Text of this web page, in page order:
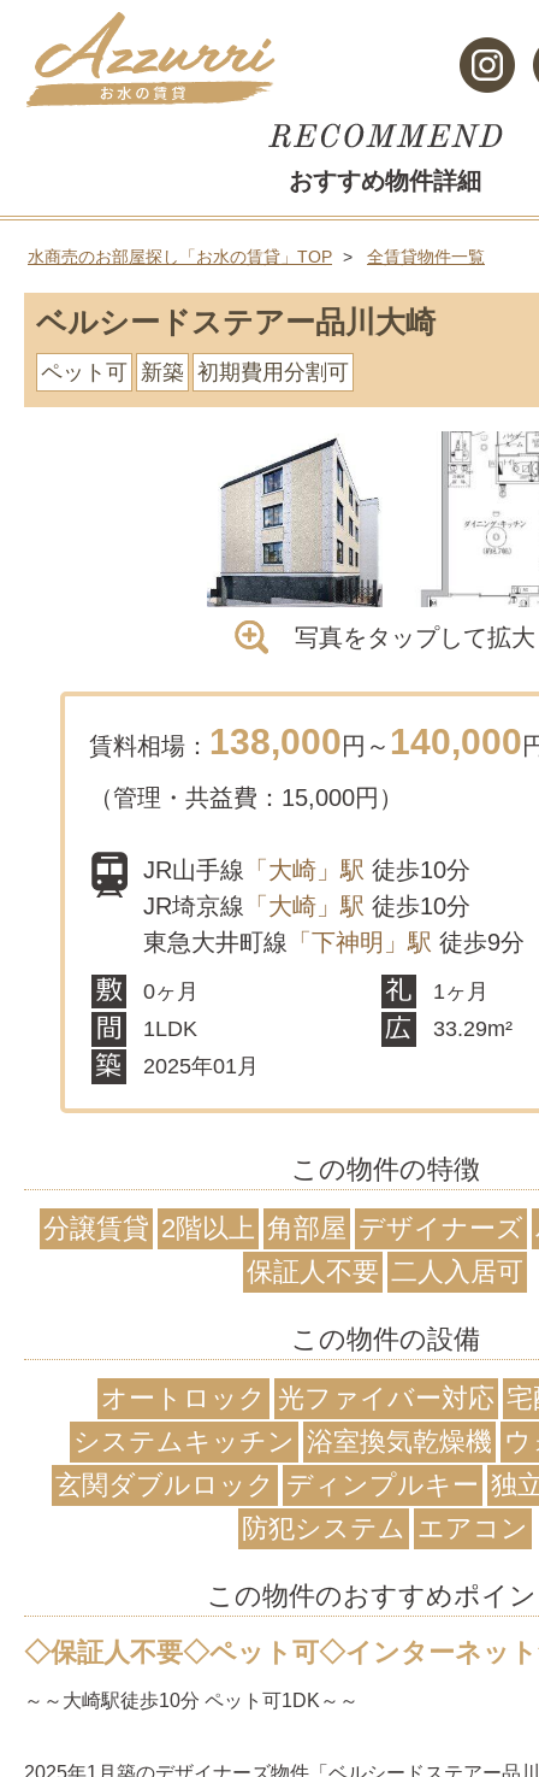
おすすめ物件詳細
水商売のお部屋探し「お水の賃貸」TOP 全賃貸物件一覧
ベルシードステアー品川大崎
ペット可 新築 初期費用分割可
写真をタップして拡大
賃料相場： 138,000円～ 140,000
（管理・共益費：15,000円）
JR山手線 「大崎」駅 徒歩10分
JR埼京線 「大崎」駅 徒歩10分
東急大井町線 「下神明」駅 徒歩9分
0ヶ月
1ヶ月
1LDK
33.29m²
2025年01月
この物件の特徴
分譲賃貸 2階以上 角部屋 デザイナーズ
保証人不要 二人入居可
この物件の設備
オートロック
光ファイバー対応
システムキッチン 浴室換気乾燥機
玄関ダブルロック
ディンプルキー 独
防犯システム エアコン
この物件のおすすめポイ
◇保証人不要◇ペット可◇インターネッ
～～大崎駅徒歩10分 ペット可1DK～～
2025年1月築のデザイナーズ物件「ベルシードステアー品